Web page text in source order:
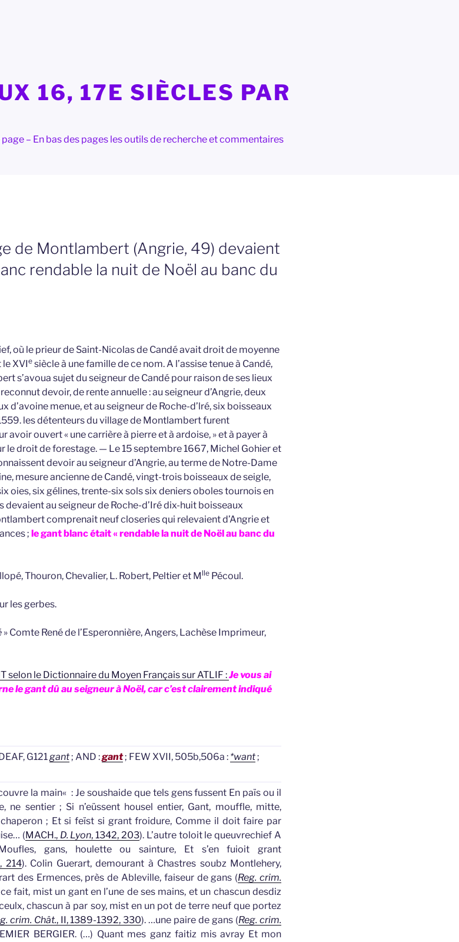
16, 17E SIÈCLES PAR
– En bas des pages les outils de recherche et commentaires
de Montlambert (Angrie, 49) devaient
rendable la nuit de Noël au banc du
où le prieur de Saint-Nicolas de Candé avait droit de moyenne
XVIe siècle à une famille de ce nom. A l’assise tenue à Candé,
s’avoua sujet du seigneur de Candé pour raison de ses lieux
devoir, de rente annuelle : au seigneur d’Angrie, deux
d’avoine menue, et au seigneur de Roche-d’lré, six boisseaux
les détenteurs du village de Montlambert furent
avoir ouvert « une carrière à pierre et à ardoise, » et à payer à
le droit de forestage. — Le 15 septembre 1667, Michel Gohier et
devoir au seigneur d’Angrie, au terme de Notre-Dame
mesure ancienne de Candé, vingt-trois boisseaux de seigle,
oies, six gélines, trente-six sols six deniers oboles tournois en
devaient au seigneur de Roche-d’Iré dix-huit boisseaux
comprenait neuf closeries qui relevaient d’Angrie et
; le gant blanc était « rendable la nuit de Noël au banc du
Thouron, Chevalier, L. Robert, Peltier et M lle Pécoul.
les gerbes.
» Comte René de l’Esperonnière, Angers, Lachèse Imprimeur,
le Dictionnaire du Moyen Français sur ATLIF :Je vous ai
le gant dû au seigneur à Noël, car c’est clairement indiqué
G121gant; AND :gant; FEW XVII, 505b,506a : *want;
la main« : Je soushaide que tels gens fussent En païs ou il
ne sentier ; Si n’eüssent housel entier, Gant, mouffle, mitte,
chaperon ; Et si feïst si grant froidure, Comme il doit faire par
(MACH., D. Lyon, 1342, 203). L’autre toloit le queuvrechief A
gans, houlette ou sainture, Et s’en fuioit grant
214). Colin Guerart, demourant à Chastres soubz Montlehery,
des Ermences, près de Ableville, faiseur degans (Reg. crim.
fait, mist un ganten l’une de ses mains, et un chascun desdiz
chascun à par soy, mist en un pot de terre neuf que portez
crim. Chât., II, 1389-1392, 330).…une paire degans (Reg. crim.
BERGIER. (…) Quant mes ganzfaitiz mis avray Et mon